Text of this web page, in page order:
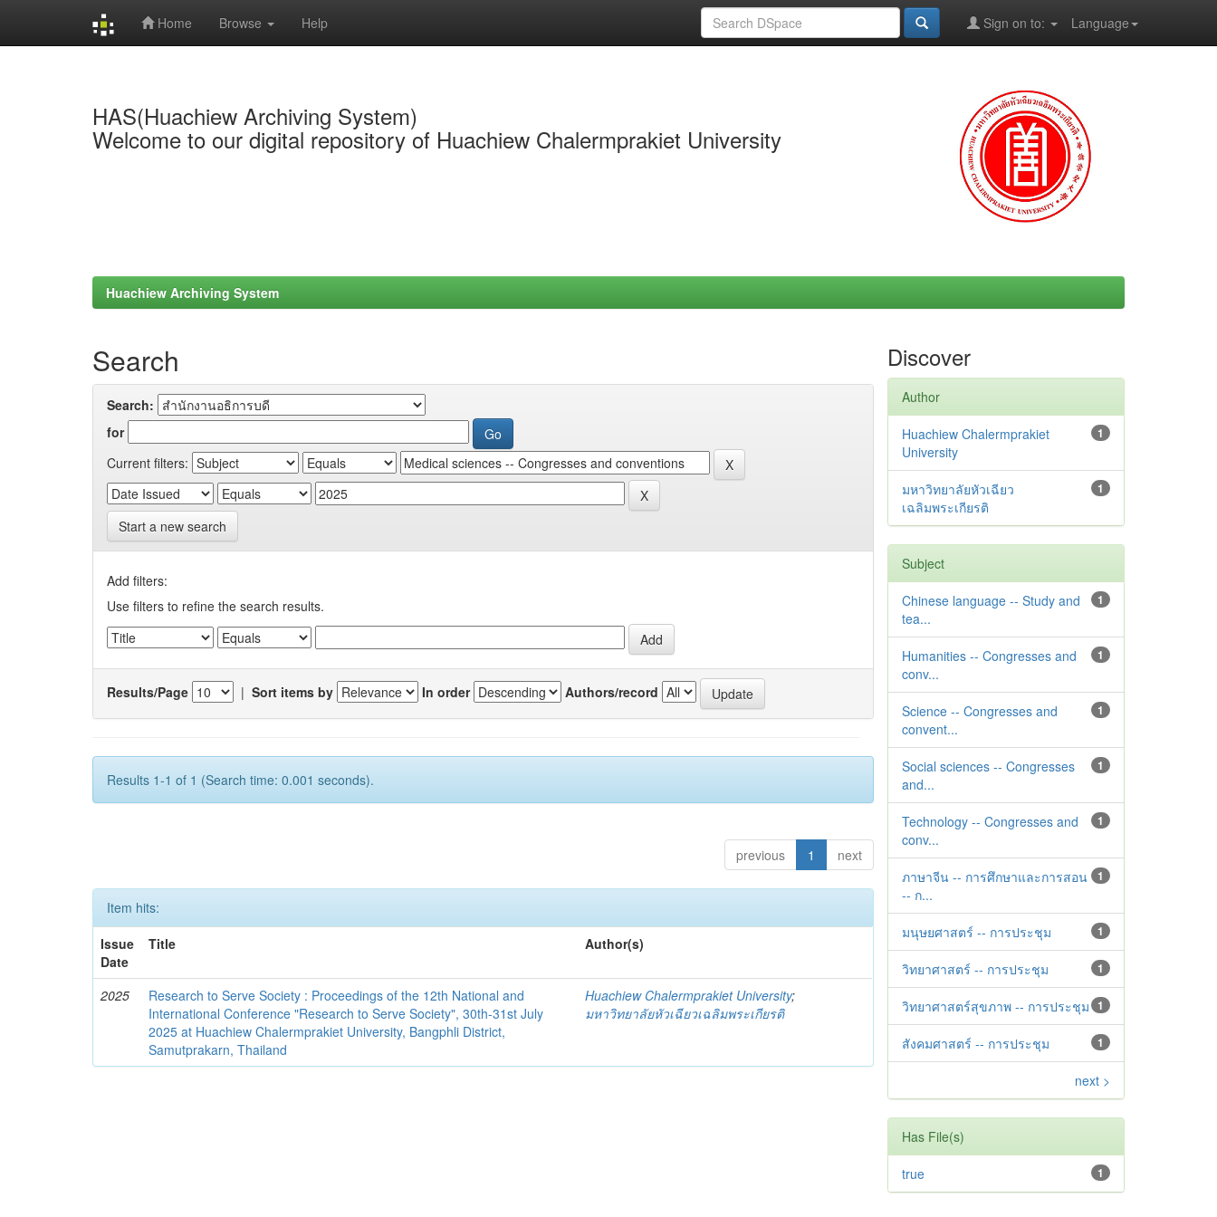
Home Browse Help Language
Sign on to:
HAS(Huachiew Archiving System)
Welcome to our digital repository of Huachiew Chalermprakiet University
Huachiew Archiving System
Search
Search:
for
Current filters:
Start a new search
Add filters:
Use filters to refine the search results.
Results/Page | Sort items by In order Authors/record
Results 1-1 of 1 (Search time: 0.001 seconds).
previous 1 next
Item hits:
Issue
Date
Title Author(s)
2025
Research to Serve Society : Proceedings of the 12th National and
International Conference "Research to Serve Society", 30th-31st July
2025 at Huachiew Chalermprakiet University, Bangphli District,
Samutprakarn, Thailand
Huachiew Chalermprakiet University;
มหาวิทยาลัยหัวเฉียวเฉลิมพระเกียรติ
Discover
Author
1
Huachiew Chalermprakiet
University
1
มหาวิทยาลัยหัวเฉียว
เฉลิมพระเกียรติ
Subject
1
Chinese language -- Study and
tea...
1
Humanities -- Congresses and
conv...
1
Science -- Congresses and
convent...
1
Social sciences -- Congresses
and...
1
Technology -- Congresses and
conv...
1
ภาษาจีน -- การศึกษาและการสอน
-- ก...
1
มนุษยศาสตร์ -- การประชุม
1
วิทยาศาสตร์ -- การประชุม
1
วิทยาศาสตร์สุขภาพ -- การประชุม
1
สังคมศาสตร์ -- การประชุม
next >
Has File(s)
1
true